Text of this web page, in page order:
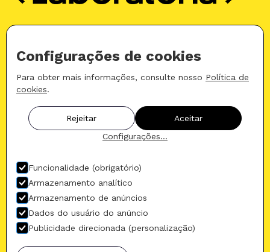
Configurações de cookies
Para obter mais informações, consulte nosso Política de
cookies.
Rejeitar
Aceitar
Configurações...
Funcionalidade (obrigatório)
Armazenamento analítico
Armazenamento de anúncios
Dados do usuário do anúncio
Publicidade direcionada (personalização)
Ative sua Carreira
Jornada de Dados
Travessias
Política de privacidade
Política de cookies